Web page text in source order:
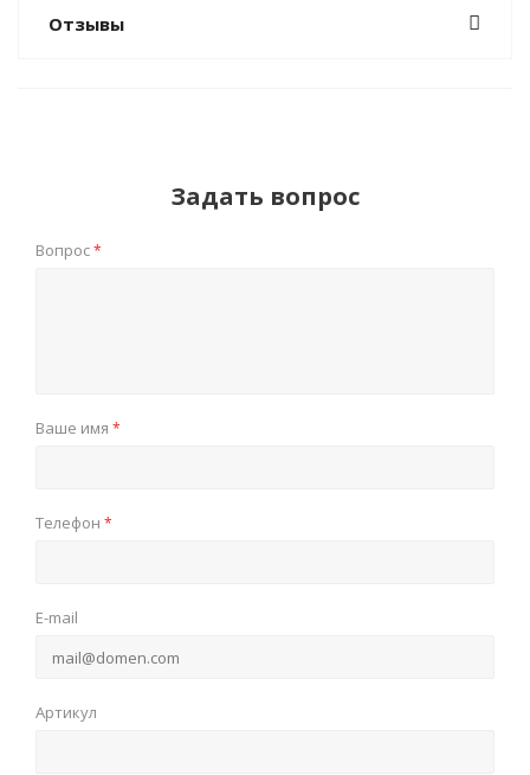
Отзывы
Задать вопрос
Вопрос*
Ваше имя *
Телефон *
E-mail
Артикул